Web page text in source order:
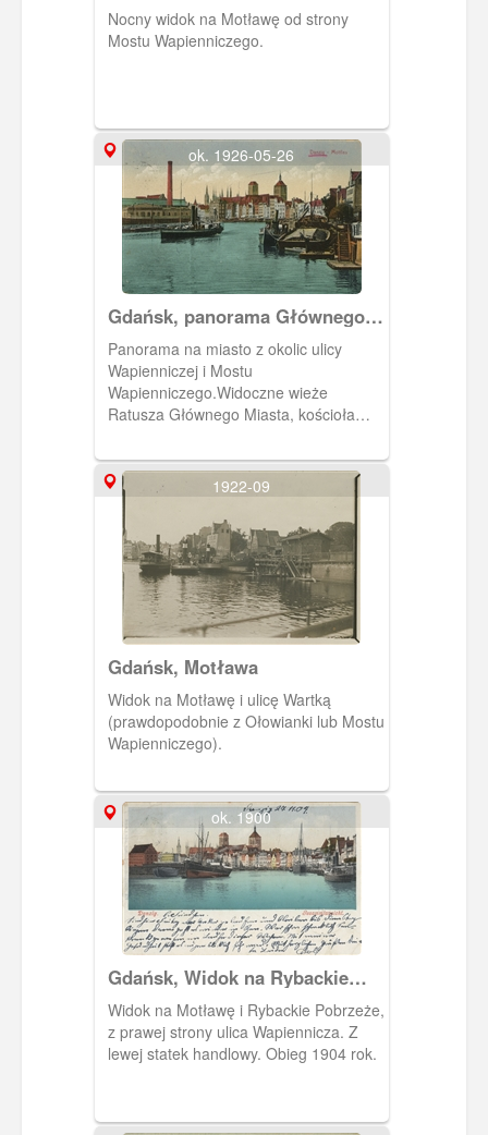
Nocny widok na Motławę od strony
Mostu Wapienniczego.
ok. 1926-05-26
Gdańsk, panorama Głównego
Miasta od strony Motławy
Panorama na miasto z okolic ulicy
Wapienniczej i Mostu
Wapienniczego.Widoczne wieże
Ratusza Głównego Miasta, kościoła
ulica Wapienicza. Z lewej strony
widoczna elektrownia na Wyspie
Ołowianka,
1922-09
Gdańsk, Motława
Widok na Motławę i ulicę Wartką
(prawdopodobnie z Ołowianki lub Mostu
Wapienniczego).
ok. 1900
Gdańsk, Widok na Rybackie
Pobrzeże
Widok na Motławę i Rybackie Pobrzeże,
z prawej strony ulica Wapiennicza. Z
lewej statek handlowy. Obieg 1904 rok.